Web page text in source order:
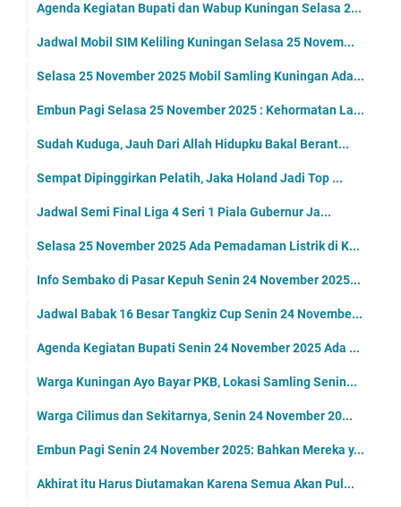
Agenda Kegiatan Bupati dan Wabup Kuningan Selasa 2...
Jadwal Mobil SIM Keliling Kuningan Selasa 25 Novem...
Selasa 25 November 2025 Mobil Samling Kuningan Ada...
Embun Pagi Selasa 25 November 2025 : Kehormatan La...
Sudah Kuduga, Jauh Dari Allah Hidupku Bakal Berant...
Sempat Dipinggirkan Pelatih, Jaka Holand Jadi Top ...
Jadwal Semi Final Liga 4 Seri 1 Piala Gubernur Ja...
Selasa 25 November 2025 Ada Pemadaman Listrik di K...
Info Sembako di Pasar Kepuh Senin 24 November 2025...
Jadwal Babak 16 Besar Tangkiz Cup Senin 24 Novembe...
Agenda Kegiatan Bupati Senin 24 November 2025 Ada ...
Warga Kuningan Ayo Bayar PKB, Lokasi Samling Senin...
Warga Cilimus dan Sekitarnya, Senin 24 November 20...
Embun Pagi Senin 24 November 2025: Bahkan Mereka y...
Akhirat itu Harus Diutamakan Karena Semua Akan Pul...